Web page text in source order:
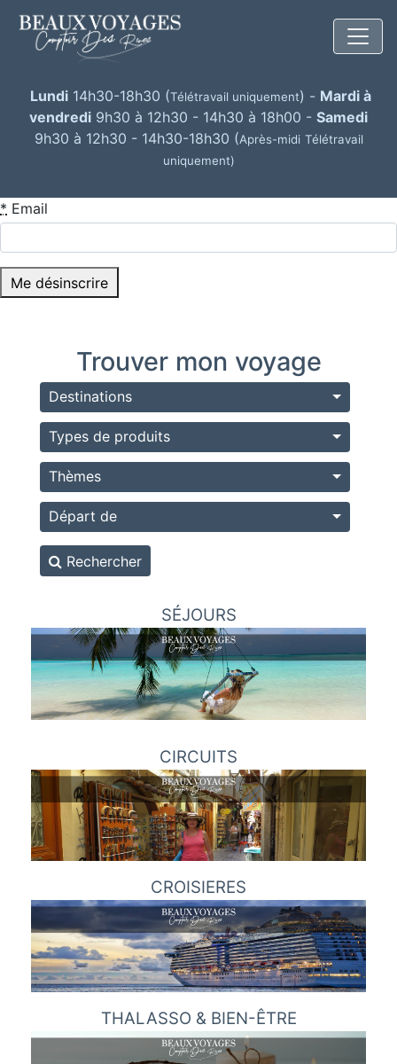
Lundi 14h30-18h30 (Télétravail uniquement) - Mardi à
vendredi 9h30 à 12h30 - 14h30 à 18h00 - Samedi
9h30 à 12h30 - 14h30-18h30 (Après-midi Télétravail
uniquement)
Trouver mon voyage
Destinations
Types de produits
Thèmes
Départ de
Rechercher
SÉJOURS
CIRCUITS
CROISIERES
THALASSO & BIEN-ÊTRE
* Email
Me désinscrire